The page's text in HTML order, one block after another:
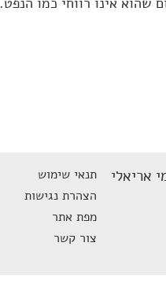
אריאלי
תנאי שימוש
הצהרת נגישות
מפת אתר
צור קשר